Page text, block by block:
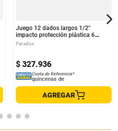
Juego 12 dados largos 1/2"
impacto protección plástica 6
puntas mm Truper
Paradox
$ 327.936
Cuota de Referencia*
quincenas de
AGREGAR